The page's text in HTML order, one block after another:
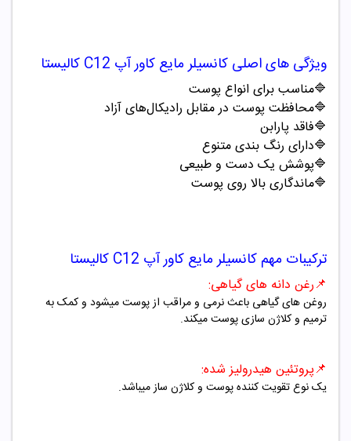
ویژگی های اصلی کانسیلر مایع کاور آپ C12 کالیستا
🔷مناسب برای انواع پوست
🔷محافظت پوست در مقابل رادیکال‌های آزاد
🔷فاقد پارابن
🔷دارای رنگ بندی متنوع
🔷پوشش یک دست و طبیعی
🔷ماندگاری بالا روی پوست
ترکیبات مهم کانسیلر مایع کاور آپ C12 کالیستا
📌رغن دانه های گیاهی:
روغن های گیاهی باعث نرمی و مراقب از پوست میشود و کمک به
ترمیم و کلاژن سازی پوست میکند.
📌پروتئین هیدرولیز شده:
یک نوع تقویت کننده پوست و کلاژن ساز میباشد.